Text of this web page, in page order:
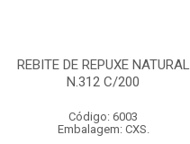
REBITE DE REPUXE NATURAL
N.312 C/200
Código: 6003
Embalagem: CXS.